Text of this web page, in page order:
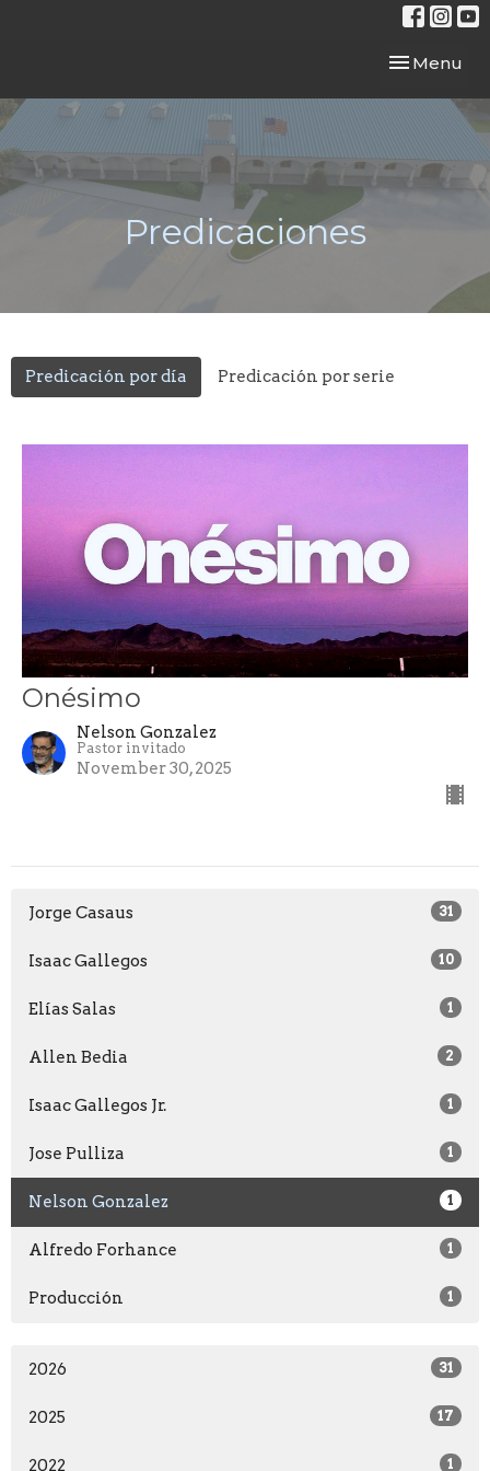
Toggle
Menu
Predicaciones
Predicación por día Predicación por serie
Onésimo
Nelson Gonzalez
Pastor invitado
November 30, 2025
Jorge Casaus 31
Isaac Gallegos 10
Elías Salas 1
Allen Bedia 2
Isaac Gallegos Jr. 1
Jose Pulliza 1
Nelson Gonzalez 1
Alfredo Forhance 1
Producción 1
2026 31
2025 17
2022 1